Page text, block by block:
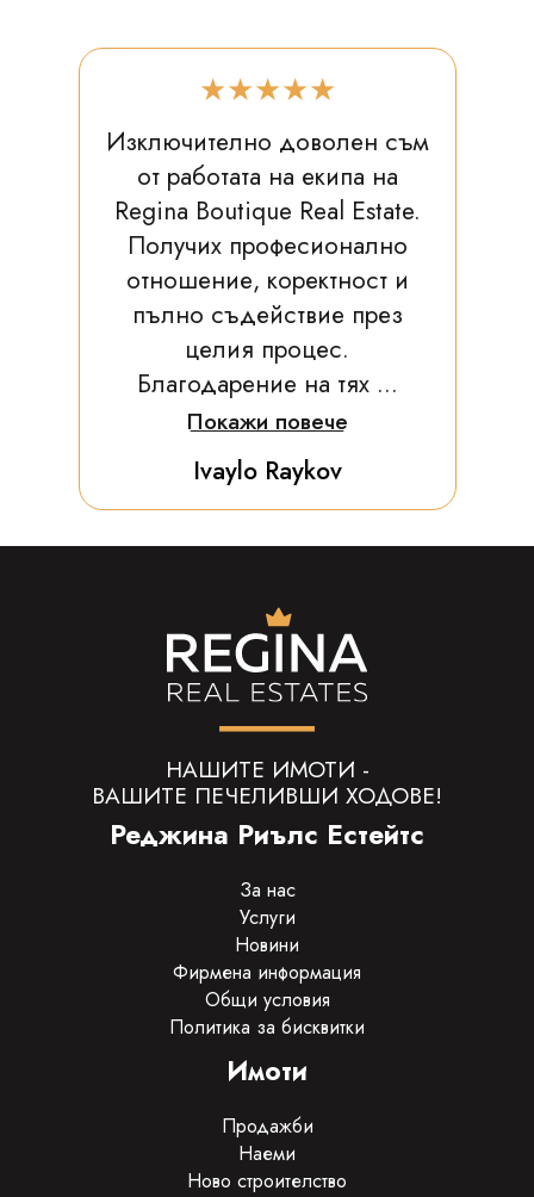
★★★★★
Изключително доволен съм
от работата на екипа на
Regina Boutique Real Estate.
Получих професионално
отношение, коректност и
пълно съдействие през
целия процес.
Благодарение на тях ...
Покажи повече
Ivaylo Raykov
НАШИТЕ ИМОТИ -
ВАШИТЕ ПЕЧЕЛИВШИ ХОДОВЕ!
Реджина Риълс Естейтс
За нас
Услуги
Новини
Фирмена информация
Общи условия
Политика за бисквитки
Имоти
Продажби
Наеми
Ново строителство